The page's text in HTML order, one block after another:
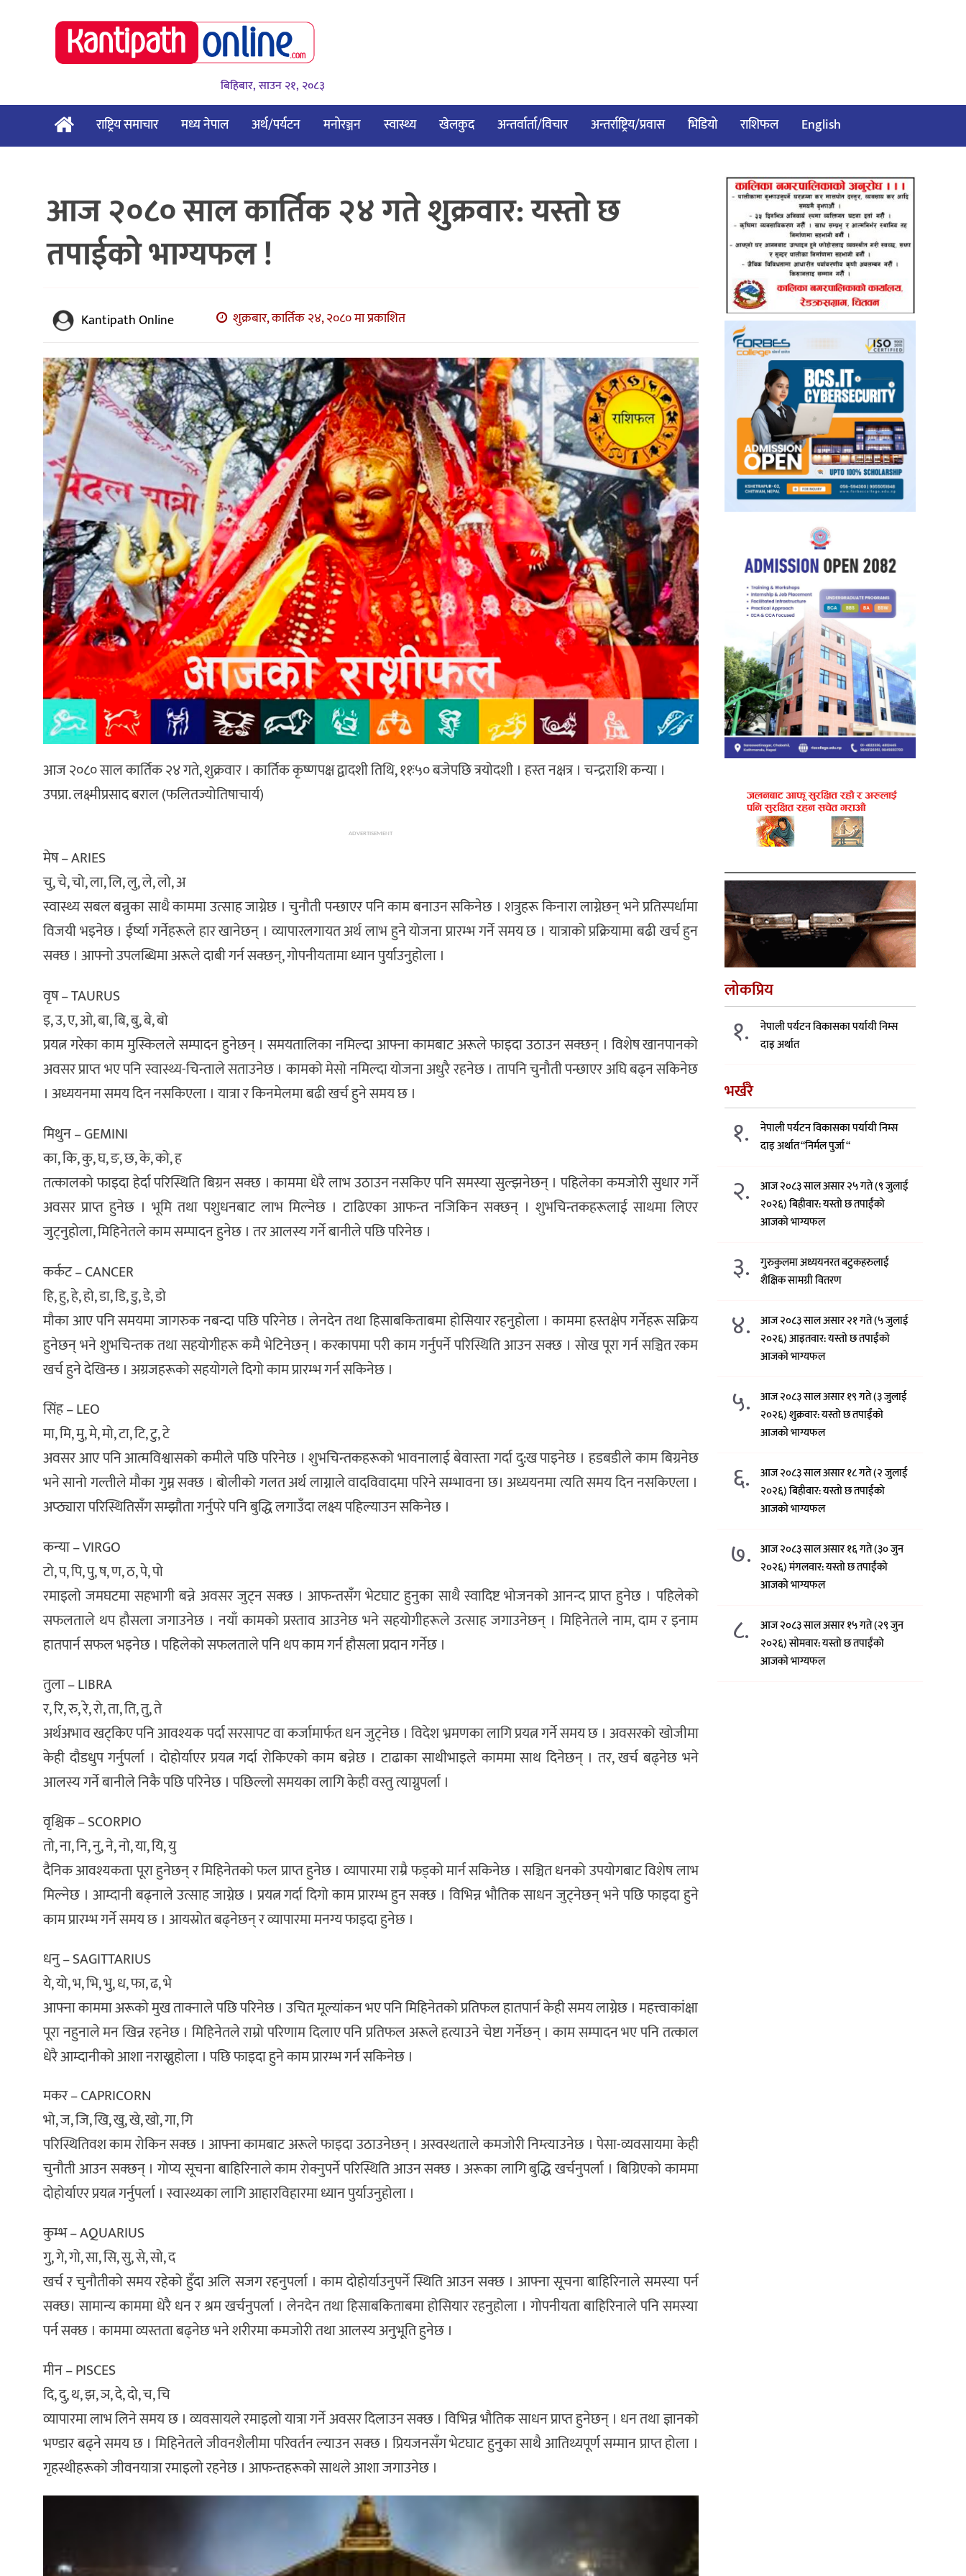
बिहिबार, साउन २१, २०८३
राष्ट्रिय समाचार मध्य नेपाल अर्थ/पर्यटन मनोरञ्जन स्वास्थ्य खेलकुद अन्तर्वार्ता/विचार अन्तर्राष्ट्रिय/प्रवास भिडियो राशिफल English
आज २०८० साल कार्तिक २४ गते शुक्रवार: यस्तो छ
तपाईको भाग्यफल !
Kantipath Online शुक्रबार, कार्तिक २४, २०८० मा प्रकाशित
आज २०८० साल कार्तिक २४ गते, शुक्रवार । कार्तिक कृष्णपक्ष द्वादशी तिथि, ११ः५० बजेपछि त्रयाेदशी । हस्त नक्षत्र । चन्द्रराशि कन्या ।
उपप्रा. लक्ष्मीप्रसाद बराल (फलितज्योतिषाचार्य)
ADVERTISEMENT
मेष – ARIES
चु, चे, चो, ला, लि, लु, ले, लो, अ
स्वास्थ्य सबल बन्नुका साथै काममा उत्साह जाग्नेछ । चुनौती पन्छाएर पनि काम बनाउन सकिनेछ । शत्रुहरू किनारा लाग्नेछन् भने प्रतिस्पर्धामा
विजयी भइनेछ । ईर्ष्या गर्नेहरूले हार खानेछन् । व्यापारलगायत अर्थ लाभ हुने योजना प्रारम्भ गर्ने समय छ । यात्राको प्रक्रियामा बढी खर्च हुन
सक्छ । आफ्नो उपलब्धिमा अरूले दाबी गर्न सक्छन्, गोपनीयतामा ध्यान पुर्याउनुहोला ।
वृष – TAURUS
इ, उ, ए, ओ, बा, बि, बु, बे, बो
प्रयत्न गरेका काम मुस्किलले सम्पादन हुनेछन् । समयतालिका नमिल्दा आफ्ना कामबाट अरूले फाइदा उठाउन सक्छन् । विशेष खानपानको
अवसर प्राप्त भए पनि स्वास्थ्य-चिन्ताले सताउनेछ । कामको मेसो नमिल्दा योजना अधुरै रहनेछ । तापनि चुनौती पन्छाएर अघि बढ्न सकिनेछ
। अध्ययनमा समय दिन नसकिएला । यात्रा र किनमेलमा बढी खर्च हुने समय छ ।
मिथुन – GEMINI
का, कि, कु, घ, ङ, छ, के, को, ह
तत्कालको फाइदा हेर्दा परिस्थिति बिग्रन सक्छ । काममा धेरै लाभ उठाउन नसकिए पनि समस्या सुल्झनेछन् । पहिलेका कमजोरी सुधार गर्ने
अवसर प्राप्त हुनेछ । भूमि तथा पशुधनबाट लाभ मिल्नेछ । टाढिएका आफन्त नजिकिन सक्छन् । शुभचिन्तकहरूलाई साथमा लिएर
जुट्नुहोला, मिहिनेतले काम सम्पादन हुनेछ । तर आलस्य गर्ने बानीले पछि परिनेछ ।
कर्कट – CANCER
हि, हु, हे, हो, डा, डि, डु, डे, डो
मौका आए पनि समयमा जागरुक नबन्दा पछि परिनेछ । लेनदेन तथा हिसाबकिताबमा होसियार रहनुहोला । काममा हस्तक्षेप गर्नेहरू सक्रिय
हुनेछन् भने शुभचिन्तक तथा सहयोगीहरू कमै भेटिनेछन् । करकापमा परी काम गर्नुपर्ने परिस्थिति आउन सक्छ । सोख पूरा गर्न सञ्चित रकम
खर्च हुने देखिन्छ । अग्रजहरूको सहयोगले दिगो काम प्रारम्भ गर्न सकिनेछ ।
सिंह – LEO
मा, मि, मु, मे, मो, टा, टि, टु, टे
अवसर आए पनि आत्मविश्वासको कमीले पछि परिनेछ । शुभचिन्तकहरूको भावनालाई बेवास्ता गर्दा दु:ख पाइनेछ । हडबडीले काम बिग्रनेछ
भने सानो गल्तीले मौका गुम्न सक्छ । बोलीको गलत अर्थ लाग्नाले वादविवादमा परिने सम्भावना छ। अध्ययनमा त्यति समय दिन नसकिएला ।
अप्ठ्यारा परिस्थितिसँग सम्झौता गर्नुपरे पनि बुद्धि लगाउँदा लक्ष्य पहिल्याउन सकिनेछ ।
कन्या – VIRGO
टो, प, पि, पु, ष, ण, ठ, पे, पो
रमाइलो जमघटमा सहभागी बन्ने अवसर जुट्न सक्छ । आफन्तसँग भेटघाट हुनुका साथै स्वादिष्ट भोजनको आनन्द प्राप्त हुनेछ । पहिलेको
सफलताले थप हौसला जगाउनेछ । नयाँ कामको प्रस्ताव आउनेछ भने सहयोगीहरूले उत्साह जगाउनेछन् । मिहिनेतले नाम, दाम र इनाम
हातपार्न सफल भइनेछ । पहिलेको सफलताले पनि थप काम गर्न हौसला प्रदान गर्नेछ ।
तुला – LIBRA
र, रि, रु, रे, रो, ता, ति, तु, ते
अर्थअभाव खट्किए पनि आवश्यक पर्दा सरसापट वा कर्जामार्फत धन जुट्नेछ । विदेश भ्रमणका लागि प्रयत्न गर्ने समय छ । अवसरको खोजीमा
केही दौडधुप गर्नुपर्ला । दोहोर्याएर प्रयत्न गर्दा रोकिएको काम बन्नेछ । टाढाका साथीभाइले काममा साथ दिनेछन् । तर, खर्च बढ्नेछ भने
आलस्य गर्ने बानीले निकै पछि परिनेछ । पछिल्लाे समयका लागि केही वस्तु त्याग्नुपर्ला ।
वृश्चिक – SCORPIO
तो, ना, नि, नु, ने, नो, या, यि, यु
दैनिक आवश्यकता पूरा हुनेछन् र मिहिनेतको फल प्राप्त हुनेछ । व्यापारमा राम्रै फड्को मार्न सकिनेछ । सञ्चित धनको उपयोगबाट विशेष लाभ
मिल्नेछ । आम्दानी बढ्नाले उत्साह जाग्नेछ । प्रयत्न गर्दा दिगो काम प्रारम्भ हुन सक्छ । विभिन्न भौतिक साधन जुट्नेछन् भने पछि फाइदा हुने
काम प्रारम्भ गर्ने समय छ । आयस्रोत बढ्नेछन् र व्यापारमा मनग्य फाइदा हुनेछ ।
धनु – SAGITTARIUS
ये, यो, भ, भि, भु, ध, फा, ढ, भे
आफ्ना काममा अरूको मुख ताक्नाले पछि परिनेछ । उचित मूल्यांकन भए पनि मिहिनेतको प्रतिफल हातपार्न केही समय लाग्नेछ । महत्त्वाकांक्षा
पूरा नहुनाले मन खिन्न रहनेछ । मिहिनेतले राम्रो परिणाम दिलाए पनि प्रतिफल अरूले हत्याउने चेष्टा गर्नेछन् । काम सम्पादन भए पनि तत्काल
धेरै आम्दानीको आशा नराख्नुहोला । पछि फाइदा हुने काम प्रारम्भ गर्न सकिनेछ ।
मकर – CAPRICORN
भो, ज, जि, खि, खु, खे, खो, गा, गि
परिस्थितिवश काम रोकिन सक्छ । आफ्ना कामबाट अरूले फाइदा उठाउनेछन् । अस्वस्थताले कमजोरी निम्त्याउनेछ । पेसा-व्यवसायमा केही
चुनाैती आउन सक्छन् । गोप्य सूचना बाहिरिनाले काम राेक्नुपर्ने परिस्थिति आउन सक्छ । अरूका लागि बुद्धि खर्चनुपर्ला । बिग्रिएको काममा
दोहोर्याएर प्रयत्न गर्नुपर्ला । स्वास्थ्यका लागि आहारविहारमा ध्यान पुर्याउनुहोला ।
कुम्भ – AQUARIUS
गु, गे, गो, सा, सि, सु, से, सो, द
खर्च र चुनौतीको समय रहेको हुँदा अलि सजग रहनुपर्ला । काम दोहोर्याउनुपर्ने स्थिति आउन सक्छ । आफ्ना सूचना बाहिरिनाले समस्या पर्न
सक्छ। सामान्य काममा धेरै धन र श्रम खर्चनुपर्ला । लेनदेन तथा हिसाबकिताबमा होसियार रहनुहोला । गोपनीयता बाहिरिनाले पनि समस्या
पर्न सक्छ । काममा व्यस्तता बढ्नेछ भने शरीरमा कमजोरी तथा आलस्य अनुभूति हुनेछ ।
मीन – PISCES
दि, दु, थ, झ, ञ, दे, दो, च, चि
व्यापारमा लाभ लिने समय छ । व्यवसायले रमाइलो यात्रा गर्ने अवसर दिलाउन सक्छ । विभिन्न भौतिक साधन प्राप्त हुनेछन् । धन तथा ज्ञानको
भण्डार बढ्ने समय छ । मिहिनेतले जीवनशैलीमा परिवर्तन ल्याउन सक्छ । प्रियजनसँग भेटघाट हुनुका साथै आतिथ्यपूर्ण सम्मान प्राप्त होला ।
गृहस्थीहरूकाे जीवनयात्रा रमाइलो रहनेछ । आफन्तहरूको साथले आशा जगाउनेछ ।
लोकप्रिय
१.
नेपाली पर्यटन विकासका पर्यायी निम्स
दाइ अर्थात
भर्खरै
१.
नेपाली पर्यटन विकासका पर्यायी निम्स
दाइ अर्थात “निर्मल पुर्जा “
२.
आज २०८३ साल असार २५ गते (९ जुलाई
२०२६) बिहीवार: यस्तो छ तपाईंको
आजको भाग्यफल
३.
गुरुकुलमा अध्ययनरत बटुकहरुलाई
शैक्षिक सामग्री वितरण
४.
आज २०८३ साल असार २१ गते (५ जुलाई
२०२६) आइतवार: यस्तो छ तपाईंको
आजको भाग्यफल
५.
आज २०८३ साल असार १९ गते (३ जुलाई
२०२६) शुक्रवार: यस्तो छ तपाईंको
आजको भाग्यफल
६.
आज २०८३ साल असार १८ गते (२ जुलाई
२०२६) बिहीवार: यस्तो छ तपाईंको
आजको भाग्यफल
७. आज २०८३ साल असार १६ गते (३० जुन
२०२६) मंगलवार: यस्तो छ तपाईंको
आजको भाग्यफल
८.
आज २०८३ साल असार १५ गते (२९ जुन
२०२६) साेमवार: यस्तो छ तपाईंको
आजको भाग्यफल